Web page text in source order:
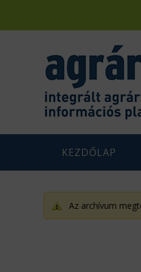
KEZDŐLAP
Az archívum